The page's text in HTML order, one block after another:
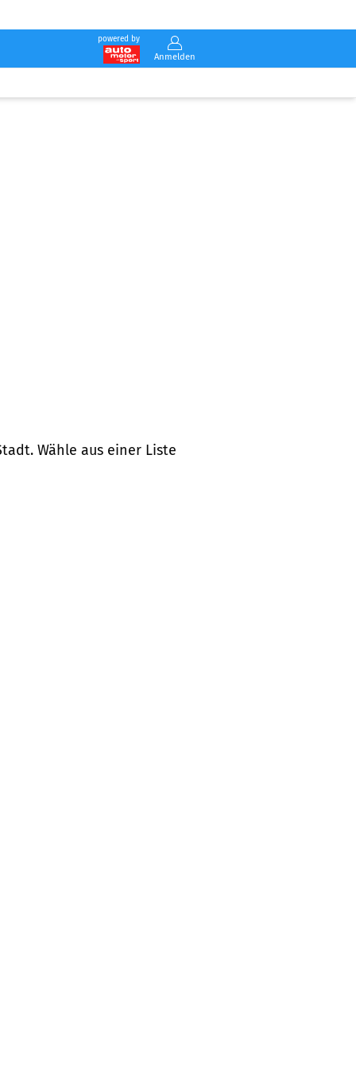
powered by
Anmelden
Wähle aus einer Liste